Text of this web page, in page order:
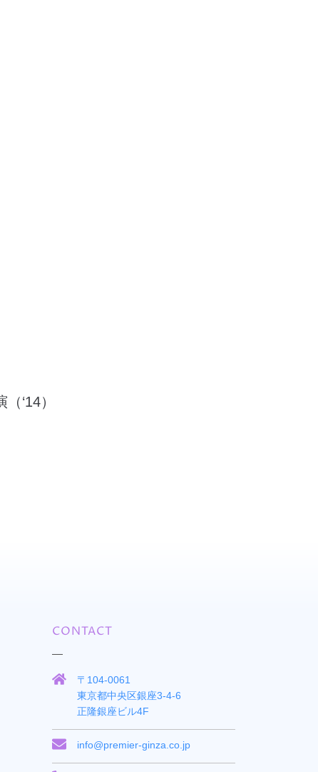
‘14）
CONTACT
〒104-0061
東京都中央区銀座3-4-6
正隆銀座ビル4F
info@premier-ginza.co.jp